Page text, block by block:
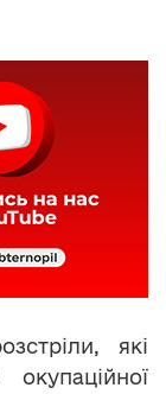
які